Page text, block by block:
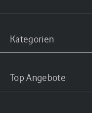
Kategorien
Top Angebote